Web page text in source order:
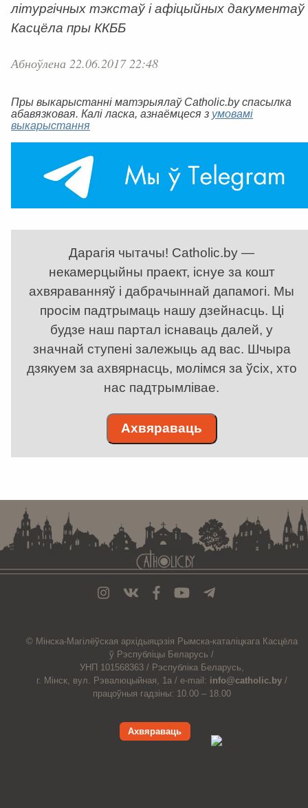
літургічных тэкстаў і афіцыйных дакументаў
Касцёла пры ККББ
Абноўлена 22.06.2017 22:48
Пры выкарыстанні матэрыялаў Catholic.by спасылка
абавязковая. Калі ласка, азнаёмцеся з умовамі
выкарыстання
Дарагія чытачы! Catholic.by —
некамерцыйны праект, існуе за кошт
ахвяраванняў і дабрачыннай дапамогі. Мы
просім падтрымаць нашу дзейнасць. Ці
будзе наш партал існаваць далей, у
значнай ступені залежыць ад вас. Шчыра
дзякуем за ахвярнасць, молімся за ўсіх, хто
нас падтрымлівае.
Ахвяраваць
© Мiнска-Магiлёўская архiдыяцэзiя Рымска-каталіцкага Касцёла
ў Рэспубліцы Беларусь /
УНП 101568363 / Рэспубліка Беларусь,
г. Мінск, вул. Рэвалюцыйная, 1а / e-mail: info@catholic.by /
працоўныя гадзіны: 10.00 – 18.00
Ахвяраваць